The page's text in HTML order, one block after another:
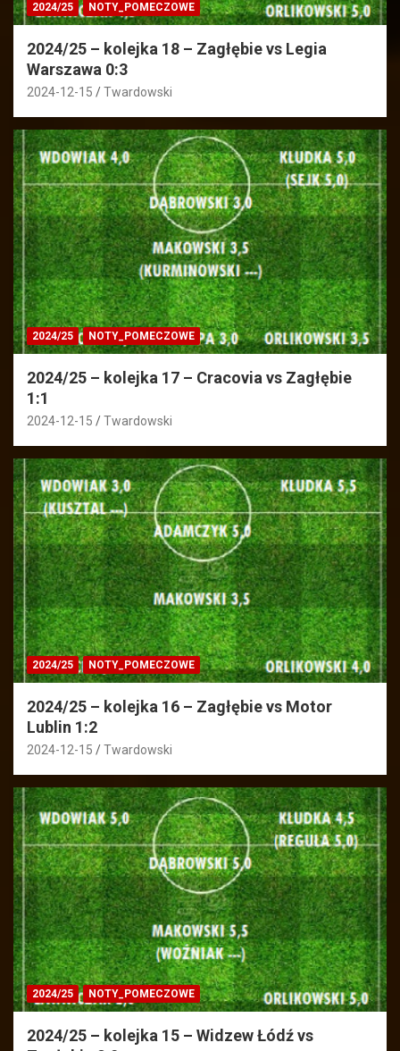
2024/25 NOTY_POMECZOWE
2024/25 – kolejka 18 – Zagłębie vs Legia
Warszawa 0:3
2024-12-15 Twardowski
2024/25 NOTY_POMECZOWE
2024/25 – kolejka 17 – Cracovia vs Zagłębie
1:1
2024-12-15 Twardowski
2024/25 NOTY_POMECZOWE
2024/25 – kolejka 16 – Zagłębie vs Motor
Lublin 1:2
2024-12-15 Twardowski
2024/25 NOTY_POMECZOWE
2024/25 – kolejka 15 – Widzew Łódź vs